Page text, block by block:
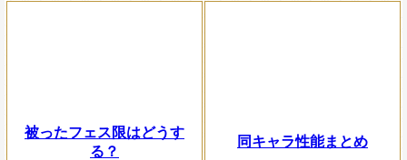
被ったフェス限はどうす
る？
同キャラ性能まとめ